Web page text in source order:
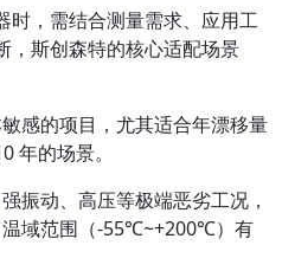
时，需结合测量需求、应用工
，斯创森特的核心适配场景
感的项目，尤其适合年漂移量
年的场景。
振动、高压等极端恶劣工况，
域范围（-55℃~+200℃）有